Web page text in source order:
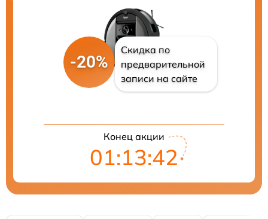
-20%
Скидка по
предварительной
записи на сайте
Конец акции
01:13:41